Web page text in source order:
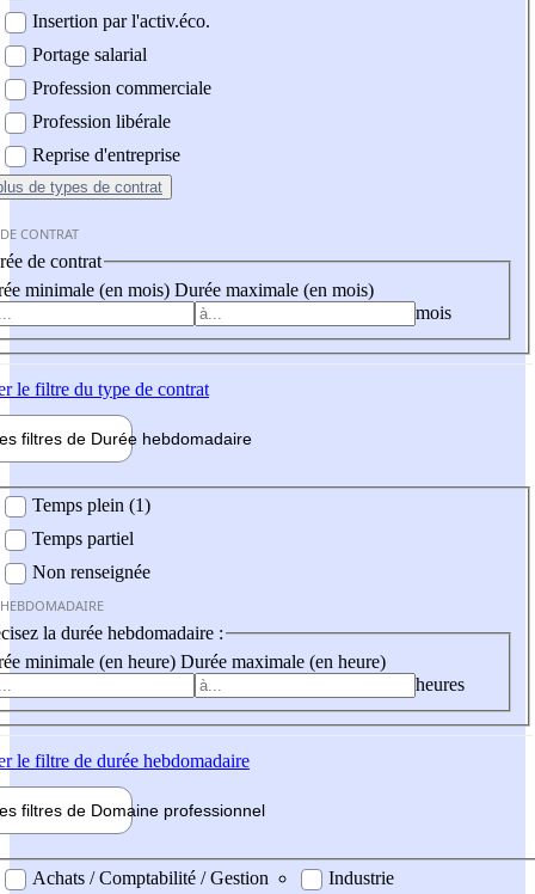
Insertion par l'activ.éco.
Portage salarial
Profession commerciale
Profession libérale
Reprise d'entreprise
de types de contrat
CONTRAT
de contrat
minimale (en mois) Durée maximale (en mois)
mois
le filtre du type de contrat
filtres de Durée hebdomadaire
Temps plein (1)
Temps partiel
Non renseignée
la durée hebdomadaire :
minimale (en heure) Durée maximale (en heure)
heures
le filtre de durée hebdomadaire
filtres de Domaine professionnel
professionel
Achats / Comptabilité / Gestion
Industrie